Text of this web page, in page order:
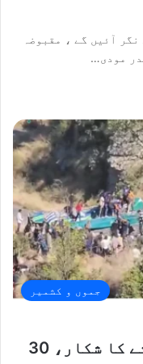
آئیں گے ، مقبوضہ
مودی…
جموں و کشمیر
مقبوضہ کشمیر میں بس حادثے کا شکار، 30